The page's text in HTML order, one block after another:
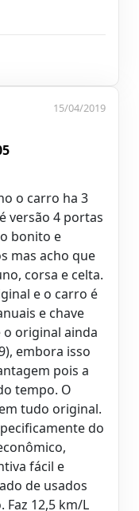
15/04/2019
o carro ha 3
versão 4 portas
bonito e
mas acho que
corsa e celta.
e o carro é
e chave
o original ainda
embora isso
pois a
tempo. O
tudo original.
do
fácil e
de usados
Faz 12,5 km/L